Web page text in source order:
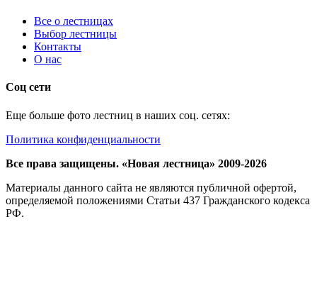
Все о лестницах
Выбор лестницы
Контакты
О нас
Соц сети
Еще больше фото лестниц в наших соц. сетях:
Политика конфиденциальности
Все права защищены. «Новая лестница» 2009-2026
Материалы данного сайта не являются публичной офертой,
определяемой положениями Статьи 437 Гражданского кодекса
РФ.